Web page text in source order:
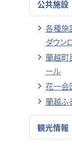
公共施設
各種施
ダウン
蘭越町
ール
花一会
蘭越ふ
観光情報